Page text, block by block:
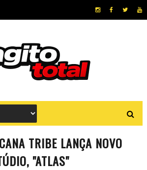
TRIBE LANÇA NOVO
"ATLAS"